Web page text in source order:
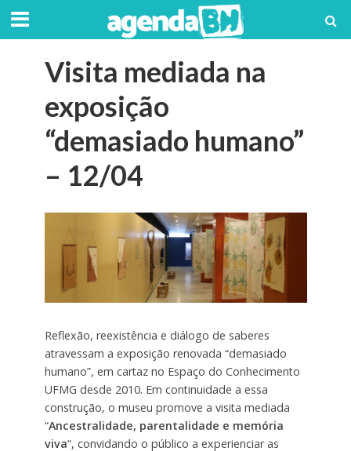
Visita mediada na
exposição
“demasiado humano”
– 12/04
Reflexão, reexistência e diálogo de saberes
atravessam a exposição renovada “demasiado
humano”, em cartaz no Espaço do Conhecimento
UFMG desde 2010. Em continuidade a essa
construção, o museu promove a visita mediada
“Ancestralidade, parentalidade e memória
viva“, convidando o público a experienciar as